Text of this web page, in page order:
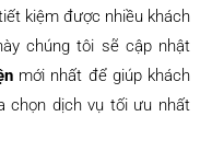
kiệm được nhiều khách
chúng tôi sẽ cập nhật
mới nhất để giúp khách
chọn dịch vụ tối ưu nhất